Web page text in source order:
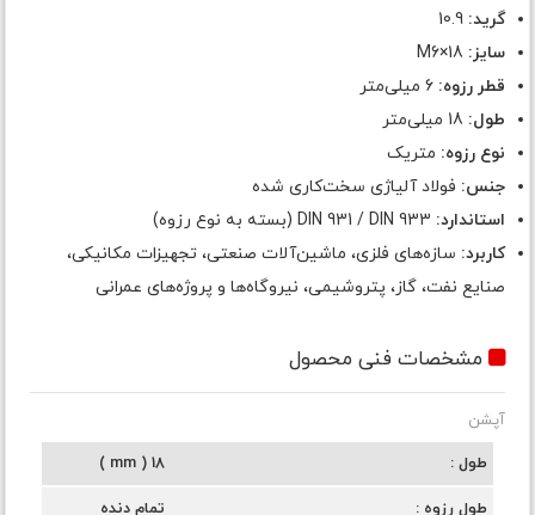
گرید: 10.9
سایز:
قطر رزوه: 6 میلی‌متر
طول:
نوع رزوه: متریک
جنس: فولاد آلیاژی سخت‌کاری شده
استاندارد:
کاربرد: سازه‌های فلزی، ماشین‌آلات صنعتی، تجهیزات مکانیکی،
صنایع نفت، گاز، پتروشیمی، نیروگاه‌ها و پروژه‌های عمرانی
مشخصات فنی محصول
آپشن
طول
18 ( mm )
طول رزوه تمام دنده